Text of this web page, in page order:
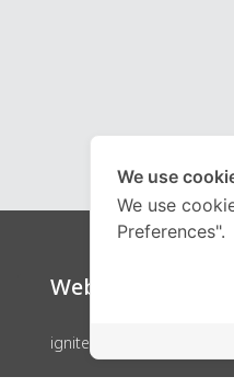
Website
ignite by OnDemand
We use
We use
Preferences".